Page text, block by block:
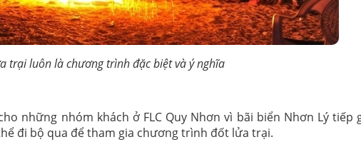
trại luôn là chương trình đặc biệt và ý nghĩa
những nhóm khách ở FLC Quy Nhơn vì bãi biển Nhơn Lý tiếp
đi bộ qua để tham gia chương trình đốt lửa trại.